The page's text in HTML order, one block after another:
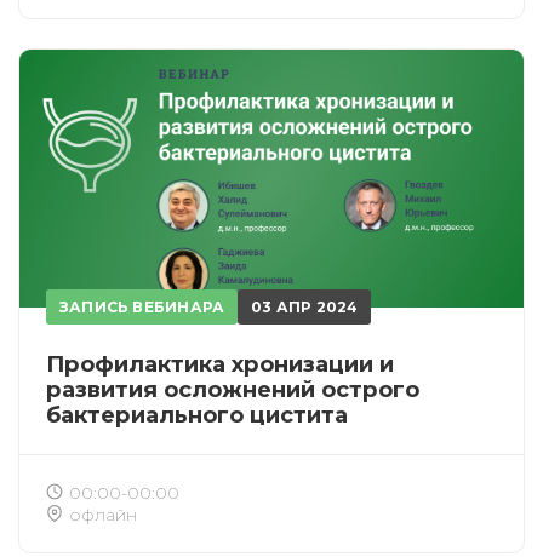
ЗАПИСЬ ВЕБИНАРА 03 АПР 2024
Профилактика хронизации и
развития осложнений острого
бактериального цистита
00:00-00:00
офлайн